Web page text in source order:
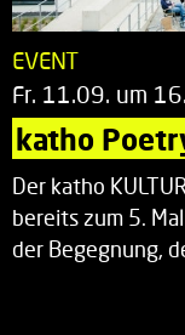
EVENT
Fr. 11.09. um
katho
Der katho
bereits zum 5.
der Begegnung,